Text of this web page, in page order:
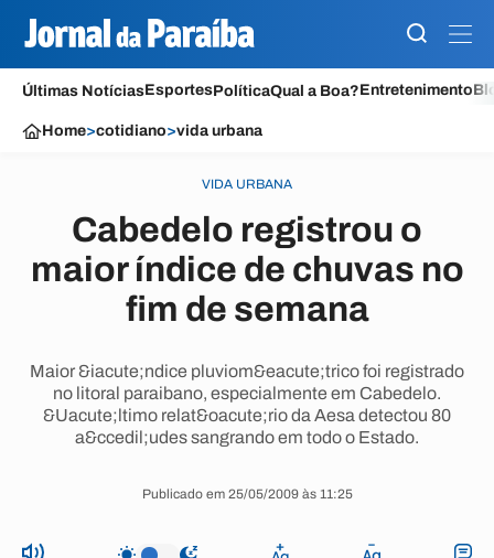
Últimas NotíciasEsportesPolíticaQual a Boa?Entretenimento
Home>cotidiano>vida urbana
VIDA URBANA
Cabedelo registrou o
maior índice de chuvas no
fim de semana
Maior &iacute;ndice pluviom&eacute;trico foi registrado
no litoral paraibano, especialmente em Cabedelo.
&Uacute;ltimo relat&oacute;rio da Aesa detectou 80
a&ccedil;udes sangrando em todo o Estado.
Publicado em 25/05/2009 às 11:25